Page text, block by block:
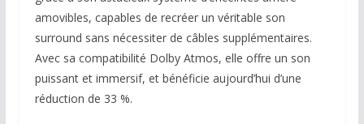
amovibles, capables de recréer un véritable son
surround sans nécessiter de câbles supplémentaires.
Avec sa compatibilité Dolby Atmos, elle offre un son
puissant et immersif, et bénéficie aujourd’hui d’une
réduction de 33 %.